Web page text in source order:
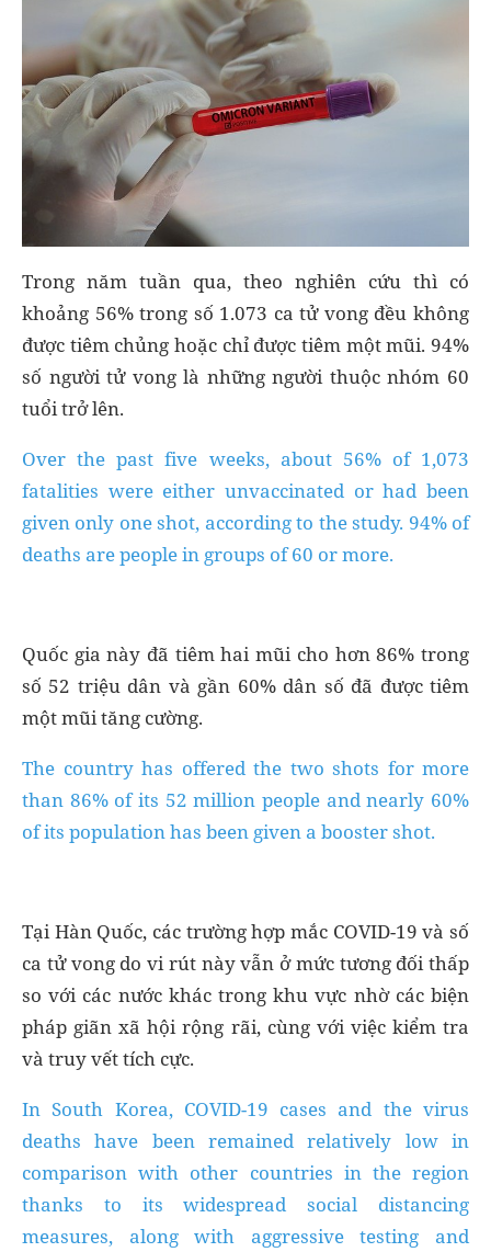
Trong năm tuần qua, theo nghiên cứu thì có
khoảng 56% trong số 1.073 ca tử vong đều không
được tiêm chủng hoặc chỉ được tiêm một mũi. 94%
số người tử vong là những người thuộc nhóm 60
tuổi trở lên.
Over the past five weeks, about 56% of 1,073
fatalities were either unvaccinated or had been
given only one shot, according to the study. 94% of
deaths are people in groups of 60 or more.
Quốc gia này đã tiêm hai mũi cho hơn 86% trong
số 52 triệu dân và gần 60% dân số đã được tiêm
một mũi tăng cường.
The country has offered the two shots for more
than 86% of its 52 million people and nearly 60%
of its population has been given a booster shot.
Tại Hàn Quốc, các trường hợp mắc COVID-19 và số
ca tử vong do vi rút này vẫn ở mức tương đối thấp
so với các nước khác trong khu vực nhờ các biện
pháp giãn xã hội rộng rãi, cùng với việc kiểm tra
và truy vết tích cực.
In South Korea, COVID-19 cases and the virus
deaths have been remained relatively low in
comparison with other countries in the region
thanks to its widespread social distancing
measures, along with aggressive testing and